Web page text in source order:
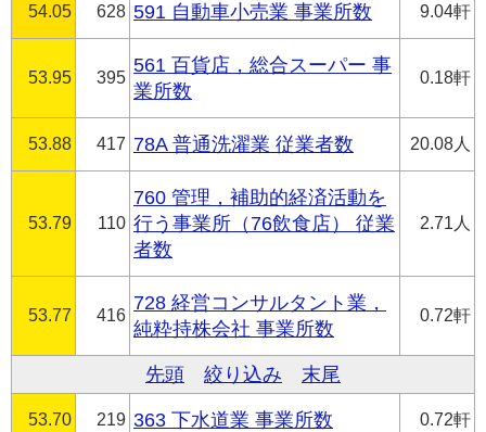
54.05 628 591 自動車小売業 事業所数 9.04軒
53.95 395
561 百貨店，総合スーパー 事
業所数
0.18軒
53.88 417 78A 普通洗濯業 従業者数 20.08人
53.79 110
760 管理，補助的経済活動を
行う事業所（76飲食店） 従業
者数
2.71人
53.77 416
728 経営コンサルタント業，
純粋持株会社 事業所数
0.72軒
先頭 絞り込み 末尾
53.70 219 363 下水道業 事業所数 0.72軒